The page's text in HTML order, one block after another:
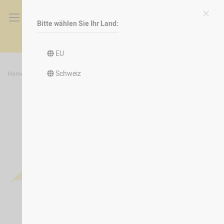
Home Regenschirm
Bitte wählen Sie Ihr Land:
EU
Schweiz